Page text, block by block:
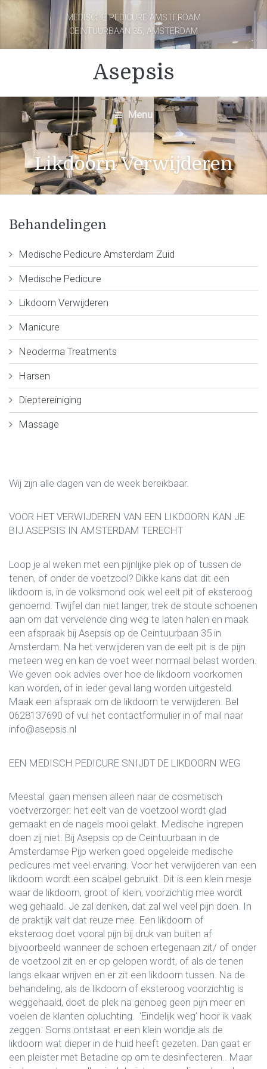
MEDISCHE PEDICURE AMSTERDAM
CEINTUURBAAN 35, AMSTERDAM
Asepsis
Menu
Likdoorn Verwijderen
Behandelingen
Medische Pedicure Amsterdam Zuid
Medische Pedicure
Likdoorn Verwijderen
Manicure
Neoderma Treatments
Harsen
Dieptereiniging
Massage
Wij zijn alle dagen van de week bereikbaar.
VOOR HET VERWIJDEREN VAN EEN LIKDOORN KAN JE
BIJ ASEPSIS IN AMSTERDAM TERECHT
Loop je al weken met een pijnlijke plek op of tussen de
tenen, of onder de voetzool? Dikke kans dat dit een
likdoorn is, in de volksmond ook wel eelt pit of eksteroog
genoemd. Twijfel dan niet langer, trek de stoute schoenen
aan om dat vervelende ding weg te laten halen en maak
een afspraak bij Asepsis op de Ceintuurbaan 35 in
Amsterdam. Na het verwijderen van de eelt pit is de pijn
meteen weg en kan de voet weer normaal belast worden.
We geven ook advies over hoe de likdoorn voorkomen
kan worden, of in ieder geval lang worden uitgesteld.
Maak een afspraak om de likdoorn te verwijderen. Bel
0628137690 of vul het contactformulier in of mail naar
info@asepsis.nl
EEN MEDISCH PEDICURE SNIJDT DE LIKDOORN WEG
Meestal gaan mensen alleen naar de cosmetisch
voetverzorger: het eelt van de voetzool wordt glad
gemaakt en de nagels mooi gelakt. Medische ingrepen
doen zij niet. Bij Asepsis op de Ceintuurbaan in de
Amsterdamse Pijp werken goed opgeleide medische
pedicures met veel ervaring. Voor het verwijderen van een
likdoorn wordt een scalpel gebruikt. Dit is een klein mesje
waar de likdoorn, groot of klein, voorzichtig mee wordt
weg gehaald. Je zal denken, dat zal wel veel pijn doen. In
de praktijk valt dat reuze mee. Een likdoorn of
eksteroog doet vooral pijn bij druk van buiten af
bijvoorbeeld wanneer de schoen ertegenaan zit/ of onder
de voetzool zit en er op gelopen wordt, of als de tenen
langs elkaar wrijven en er zit een likdoorn tussen. Na de
behandeling, als de likdoorn of eksteroog voorzichtig is
weggehaald, doet de plek na genoeg geen pijn meer en
voelen de klanten opluchting. ‘Eindelijk weg’ hoor ik vaak
zeggen. Soms ontstaat er een klein wondje als de
likdoorn wat dieper in de huid heeft gezeten. Dan gaat er
een pleister met Betadine op om te desinfecteren.. Maar